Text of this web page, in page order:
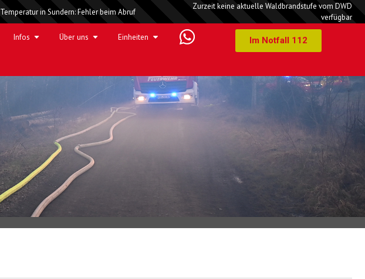
Temperatur in Sundern: Fehler beim Abruf
Zurzeit keine aktuelle Waldbrandstufe vom DWD
verfügbar
Infos Über uns Einheiten Im Notfall 112